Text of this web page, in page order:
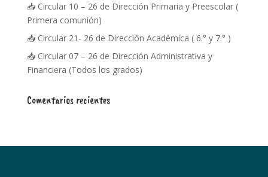
📥 Circular 10 – 26 de Dirección Primaria y Preescolar (
Primera comunión)
📥 Circular 21- 26 de Dirección Académica ( 6.° y 7.° )
📥 Circular 07 – 26 de Dirección Administrativa y
Financiera (Todos los grados)
Comentarios recientes